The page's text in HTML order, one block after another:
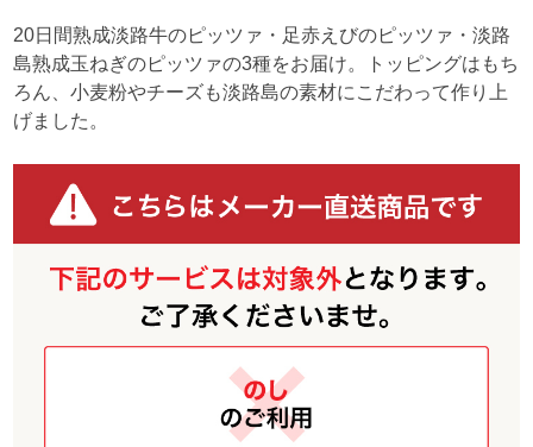
20日間熟成淡路牛のピッツァ・足赤えびのピッツァ・淡路
島熟成玉ねぎのピッツァの3種をお届け。トッピングはもち
ろん、小麦粉やチーズも淡路島の素材にこだわって作り上
げました。